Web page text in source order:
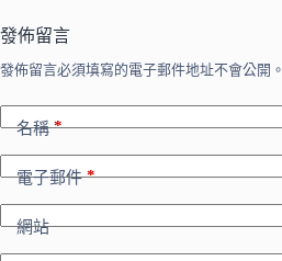
發佈留言
發佈留言必須填寫的電子郵件地址不會公開。
名稱*
電子郵件*
網站